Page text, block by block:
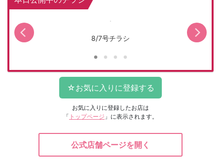
8/7号チラシ
お気に入りに登録したお店は
「 トップページ 」に表示されます。
公式店舗ページを開く